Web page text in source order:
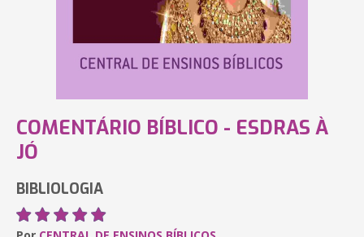
COMENTÁRIO BÍBLICO - ESDRAS À
JÓ
BIBLIOLOGIA